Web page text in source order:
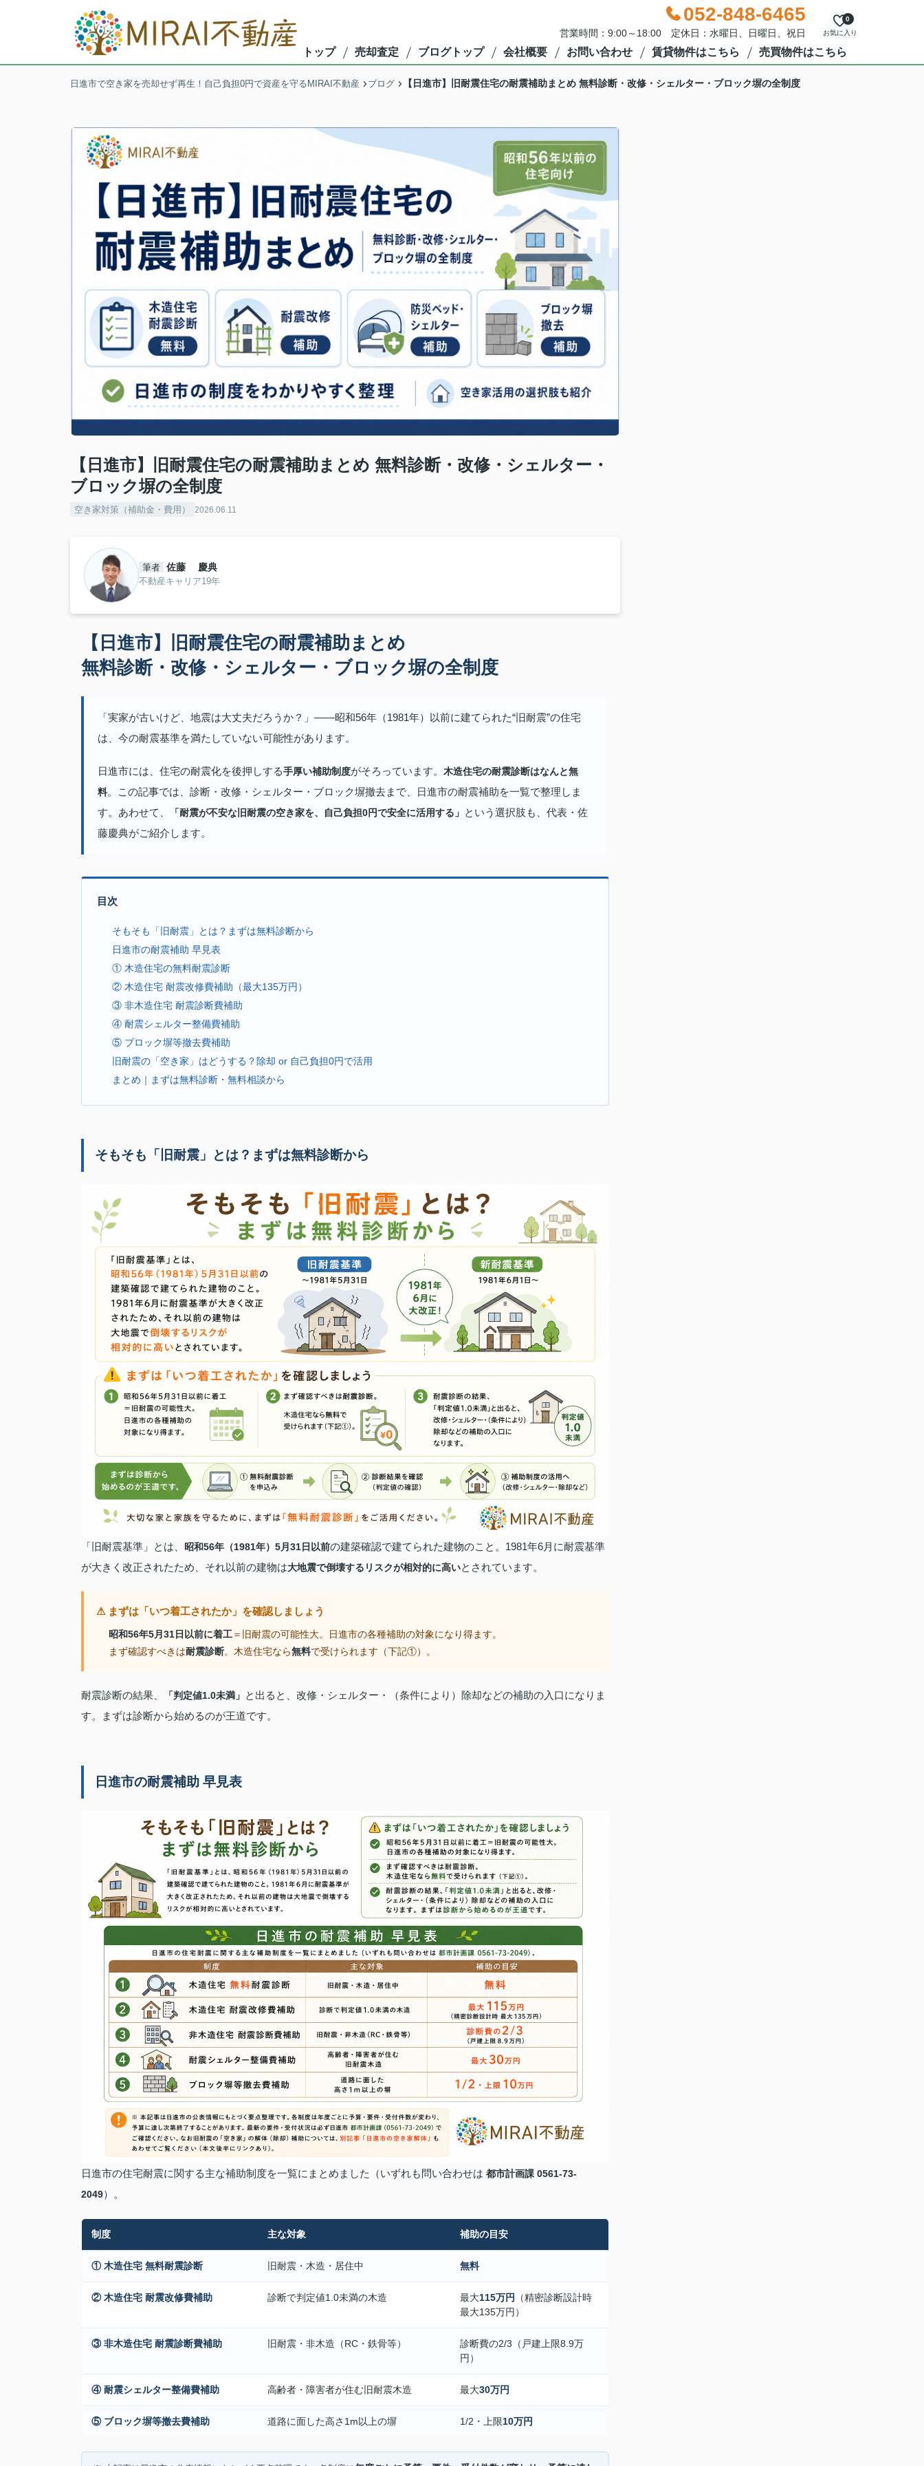
052-848-6465
営業時間：9:00～18:00 定休日：水曜日、日曜日、祝日 お気に入り
0
トップ 売却査定 ブログトップ 会社概要 お問い合わせ 賃貸物件はこちら 売買物件はこちら
日進市で空き家を売却せず再生！自己負担0円で資産を守るMIRAI不動産 ブログ 【日進市】旧耐震住宅の耐震補助まとめ 無料診断・改修・シェルター・ブロック塀の全制度
【日進市】旧耐震住宅の耐震補助まとめ 無料診断・改修・シェルター・
ブロック塀の全制度
空き家対策（補助金・費用） 2026.06.11
筆者 佐藤 慶典
不動産キャリア19年
【日進市】旧耐震住宅の耐震補助まとめ
無料診断・改修・シェルター・ブロック塀の全制度
「実家が古いけど、地震は大丈夫だろうか？」——昭和56年（1981年）以前に建てられた“旧耐震”の住宅
は、今の耐震基準を満たしていない可能性があります。
日進市には、住宅の耐震化を後押しする手厚い補助制度がそろっています。 木造住宅の耐震診断はなんと無
料。この記事では、診断・改修・シェルター・ブロック塀撤去まで、日進市の耐震補助を一覧で整理しま
す。あわせて、
「耐震が不安な旧耐震の空き家を、自己負担0円で安全に活用する」 という選択肢も、代表・佐
藤慶典がご紹介します。
目次
そもそも「旧耐震」とは？まずは無料診断から
日進市の耐震補助 早見表
① 木造住宅の無料耐震診断
② 木造住宅 耐震改修費補助（最大135万円）
③ 非木造住宅 耐震診断費補助
④ 耐震シェルター整備費補助
⑤ ブロック塀等撤去費補助
旧耐震の「空き家」はどうする？除却 or 自己負担0円で活用
まとめ｜まずは無料診断・無料相談から
そもそも「旧耐震」とは？まずは無料診断から
「旧耐震基準」とは、 昭和56年（1981年）5月31日以前の建築確認で建てられた建物のこと。1981年6月に耐震基準
が大きく改正されたため、それ以前の建物は大地震で倒壊するリスクが相対的に高いとされています。
⚠ まずは「いつ着工されたか」を確認しましょう
昭和56年5月31日以前に着工＝旧耐震の可能性大。日進市の各種補助の対象になり得ます。
まず確認すべきは耐震診断。木造住宅なら無料で受けられます（下記①）。
耐震診断の結果、 「判定値1.0未満」 と出ると、改修・シェルター・（条件により）除却などの補助の入口になりま
す。まずは診断から始めるのが王道です。
日進市の耐震補助 早見表
日進市の住宅耐震に関する主な補助制度を一覧にまとめました（いずれも問い合わせは 都市計画課 0561-73-
2049）。
制度 主な対象 補助の目安
① 木造住宅 無料耐震診断 旧耐震・木造・居住中 無料
② 木造住宅 耐震改修費補助 診断で判定値1.0未満の木造 最大115万円
（精密診断設計時
最大135万円）
③ 非木造住宅 耐震診断費補助 旧耐震・非木造（RC・鉄骨等）
診断費の2/3（戸建上限8.9万
円）
④ 耐震シェルター整備費補助 高齢者・障害者が住む旧耐震木造 最大30万円
⑤ ブロック塀等撤去費補助 道路に面した高さ1m以上の塀 1/2・上限10万円